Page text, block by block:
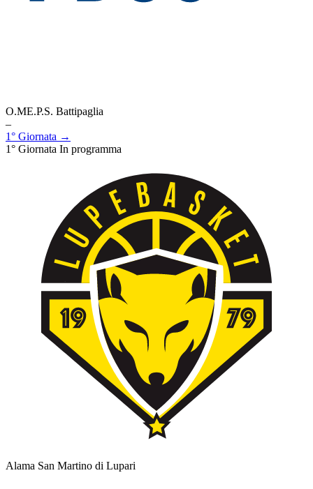
O.ME.P.S. Battipaglia
–
1° Giornata →
1° Giornata In programma
Alama San Martino di Lupari